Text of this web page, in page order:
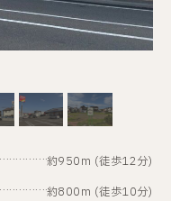
約950m (徒歩12分)
約800m (徒歩10分)